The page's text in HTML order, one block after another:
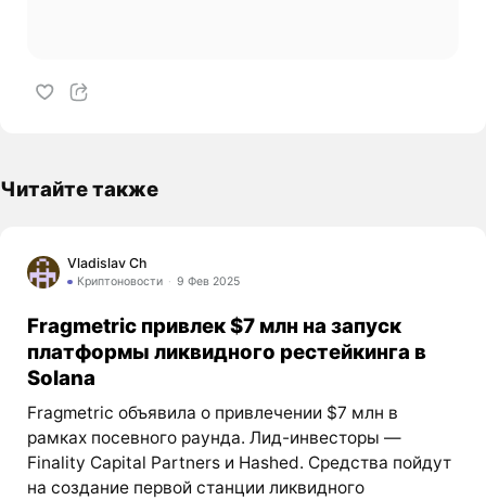
Читайте также
Vladislav Ch
Криптоновости 9 Фев 2025
Fragmetric привлек $7 млн на запуск
платформы ликвидного рестейкинга в
Solana
Fragmetric объявила о привлечении $7 млн в
рамках посевного раунда. Лид-инвесторы —
Finality Capital Partners и Hashed. Средства пойдут
на создание первой станции ликвидного